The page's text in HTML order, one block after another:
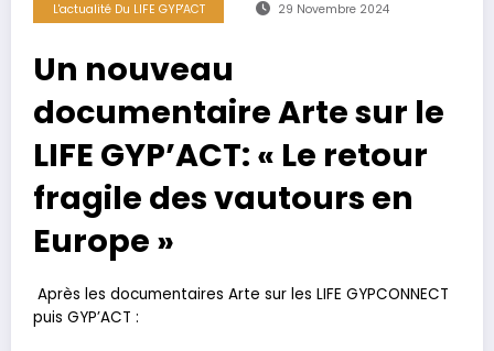
L'actualité Du LIFE GYP'ACT 29 Novembre 2024
Un nouveau
documentaire Arte sur le
LIFE GYP’ACT: « Le retour
fragile des vautours en
Europe »
Après les documentaires Arte sur les LIFE GYPCONNECT
puis GYP’ACT :